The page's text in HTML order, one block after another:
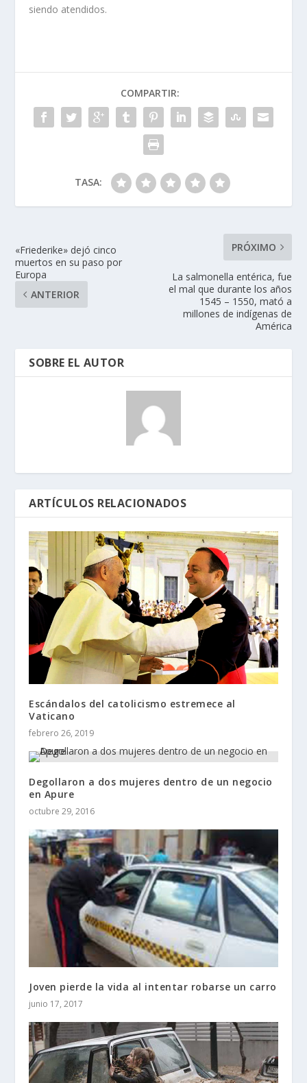
siendo atendidos.
COMPARTIR:
TASA:
«Friederike» dejó cinco
muertos en su paso por
Europa
ANTERIOR
PRÓXIMO
La salmonella entérica, fue
el mal que durante los años
1545 – 1550, mató a
millones de indígenas de
América
SOBRE EL AUTOR
ARTÍCULOS RELACIONADOS
Escándalos del catolicismo estremece al
Vaticano
febrero 26, 2019
Degollaron a dos mujeres dentro de un negocio
en Apure
octubre 29, 2016
Joven pierde la vida al intentar robarse un carro
junio 17, 2017